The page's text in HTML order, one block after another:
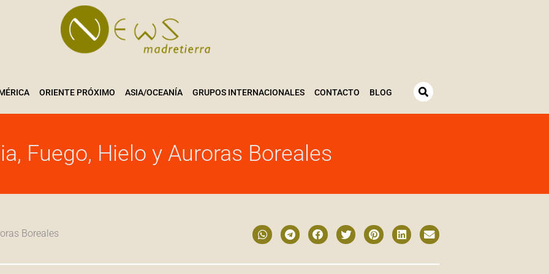
ORIENTE PRÓXIMO ASIA/OCEANÍA GRUPOS INTERNACIONALES CONTACTO BLOG
Fuego, Hielo y Auroras Boreales
Boreales